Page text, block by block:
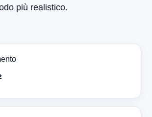
più realistico.